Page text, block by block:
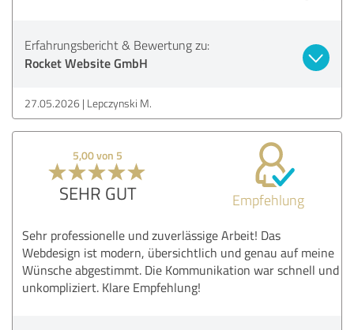
Erfahrungsbericht & Bewertung zu:
Rocket Website GmbH
27.05.2026 Lepczynski M.
5,00 von 5
SEHR GUT Empfehlung
Sehr professionelle und zuverlässige Arbeit! Das
Webdesign ist modern, übersichtlich und genau auf meine
Wünsche abgestimmt. Die Kommunikation war schnell und
unkompliziert. Klare Empfehlung!